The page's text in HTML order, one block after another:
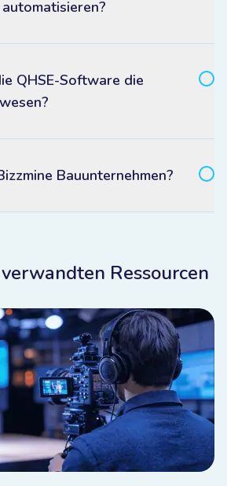
QHSE-Software die
Bauunternehmen?
Ressourcen